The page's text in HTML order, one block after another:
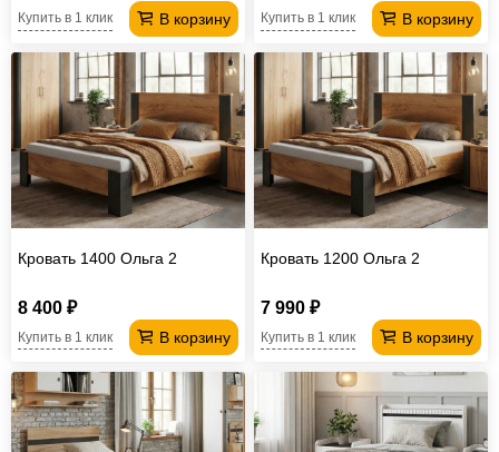
В корзину
Купить в 1 клик В корзину
Купить в 1 клик
Кровать 1400 Ольга 2
8 400 ₽
В корзину
Купить в 1 клик
Кровать 1200 Ольга 2
7 990 ₽
В корзину
Купить в 1 клик